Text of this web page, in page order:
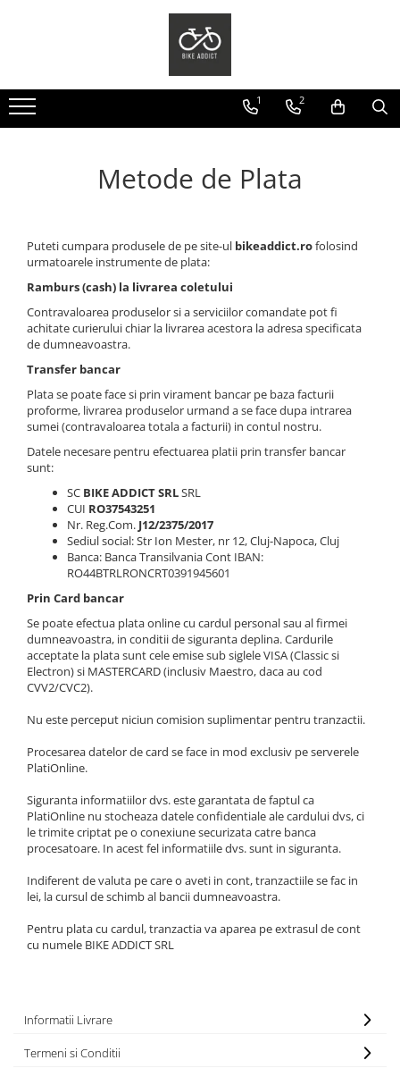
Biciclete
Biciclete COPII
Angrenaje pedaliere
Anvelope
Manete
Mansoane
Pedale
Pedale Spd
Pinioane
Placute Frana
Saboti de frana
Schimbatoare viteze
Sei bicicleta
Antifurturi
Aparatori noroi
Genti/Borsete cadru
Lumini/Far
Pompe
Reflectorizante
Scaune Copii
Portbagaje
Manusi
Casti
Pantaloni
1 2
Metode de Plata
Puteti cumpara produsele de pe site-ul bikeaddict.rofolosind
urmatoarele instrumente de plata:
Ramburs (cash) la livrarea coletului
Contravaloarea produselor si a serviciilor comandate pot fi
achitate curierului chiar la livrarea acestora la adresa specificata
de dumneavoastra.
Transfer bancar
Plata se poate face si prin virament bancar pe baza facturii
proforme, livrarea produselor urmand a se face dupa intrarea
sumei (contravaloarea totala a facturii) in contul nostru.
Datele necesare pentru efectuarea platii prin transfer bancar
sunt:
SC BIKE ADDICT SRLSRL
CUI RO37543251
Nr. Reg.Com. J12/2375/2017
Sediul social: Str Ion Mester, nr 12, Cluj-Napoca, Cluj
Banca: Banca Transilvania Cont IBAN:
RO44BTRLRONCRT0391945601
Prin Card bancar
Se poate efectua plata online cu cardul personal sau al firmei
dumneavoastra, in conditii de siguranta deplina. Cardurile
acceptate la plata sunt cele emise sub siglele VISA (Classic si
Electron) si MASTERCARD (inclusiv Maestro, daca au cod
CVV2/CVC2).
Nu este perceput niciun comision suplimentar pentru tranzactii.
Procesarea datelor de card se face in mod exclusiv pe serverele
PlatiOnline.
Siguranta informatiilor dvs. este garantata de faptul ca
PlatiOnline nu stocheaza datele confidentiale ale cardului dvs, ci
le trimite criptat pe o conexiune securizata catre banca
procesatoare. In acest fel informatiile dvs. sunt in siguranta.
Indiferent de valuta pe care o aveti in cont, tranzactiile se fac in
lei, la cursul de schimb al bancii dumneavoastra.
Pentru plata cu cardul, tranzactia va aparea pe extrasul de cont
cu numele BIKE ADDICT SRL
Informatii Livrare
Termeni si Conditii